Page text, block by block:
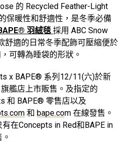
的 Recycled Feather-Light
保暖性和舒適性，是冬季必備
羽絨毯 採用 ABC Snow
舒適的日常冬季配飾可壓縮便於
可轉為睡袋的形狀。
x BAPE® 系列12/11(六)於新
艦店上市販售。及指定的
和 BAPE® 零售店以及
和 bape.com 在線發售。
在Concepts in Red和BAPE in